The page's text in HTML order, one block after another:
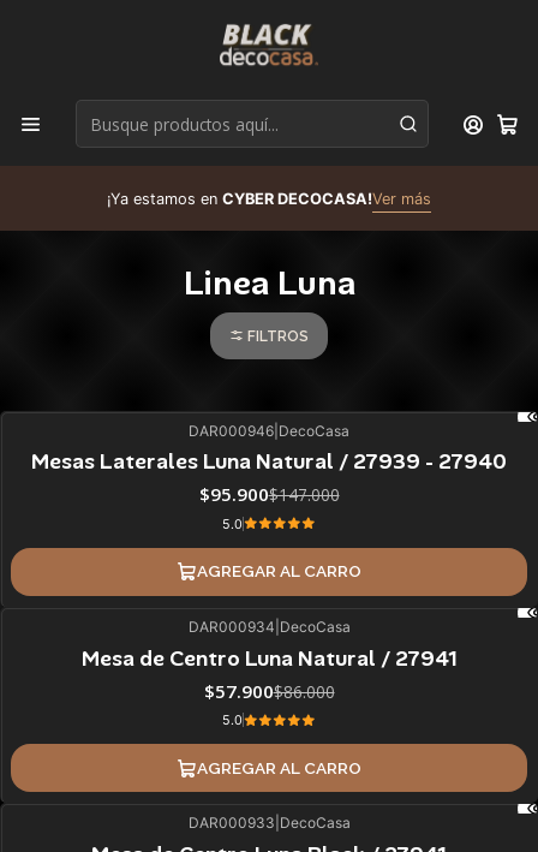
¡Ya estamos en CYBER DECOCASA!Ver más
Linea Luna
FILTROS
DAR000946 DecoCasa
Mesas Laterales Luna Natural / 27939 - 27940
$95.900$147.000
5.0
AGREGAR AL CARRO
DAR000934 DecoCasa
Mesa de Centro Luna Natural / 27941
$57.900$86.000
5.0
AGREGAR AL CARRO
DAR000933 DecoCasa